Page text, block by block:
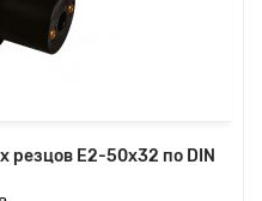
резцов E2-50х32 по DIN